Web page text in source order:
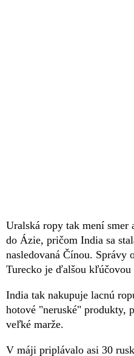
Uralská ropy tak mení smer
do Ázie, pričom India sa
nasledovaná Čínou. Správy
Turecko je ďalšou kľúčovou
India tak nakupuje lacnú
hotové "neruské" produkty,
veľké marže.
V máji priplávalo asi 30